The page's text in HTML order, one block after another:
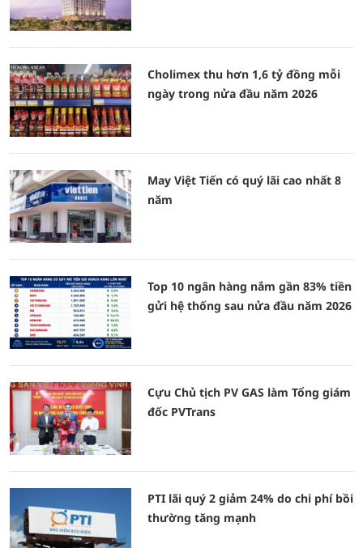
Cholimex thu hơn 1,6 tỷ đồng mỗi
ngày trong nửa đầu năm 2026
May Việt Tiến có quý lãi cao nhất 8
năm
Top 10 ngân hàng nắm gần 83% tiền
gửi hệ thống sau nửa đầu năm 2026
Cựu Chủ tịch PV GAS làm Tổng giám
đốc PVTrans
PTI lãi quý 2 giảm 24% do chi phí bồi
thường tăng mạnh